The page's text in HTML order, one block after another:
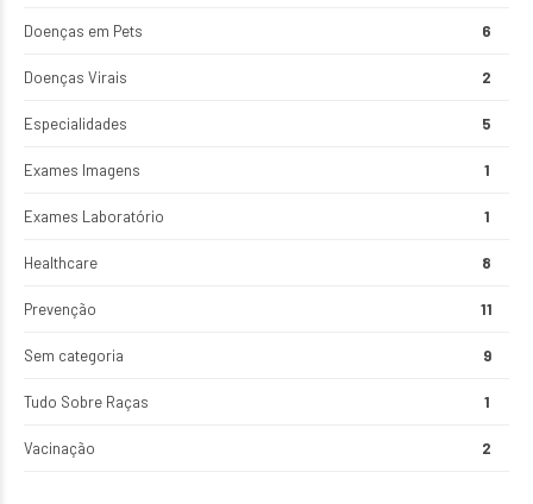
Doenças em Pets 6
Doenças Virais 2
Especialidades 5
Exames Imagens 1
Exames Laboratório 1
Healthcare 8
Prevenção 11
Sem categoria 9
Tudo Sobre Raças 1
Vacinação 2